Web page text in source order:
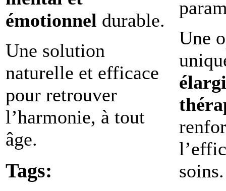
émotionnel durable.
Une solution
naturelle et efficace
pour retrouver
l’harmonie, à tout
âge.
Tags:
Une
soins.